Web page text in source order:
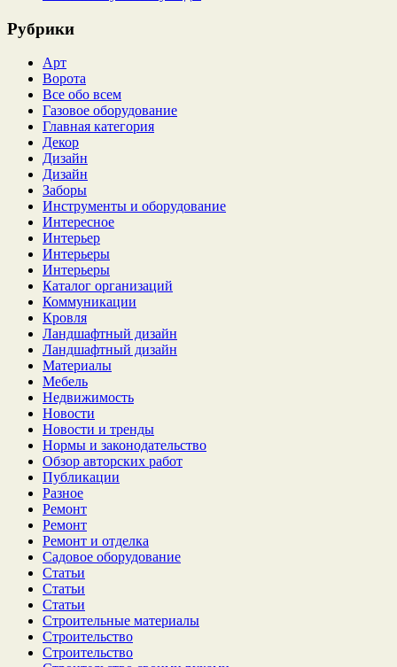
Рубрики
Арт
Ворота
Все обо всем
Газовое оборудование
Главная категория
Декор
Дизайн
Дизайн
Заборы
Инструменты и оборудование
Интересное
Интерьер
Интерьеры
Интерьеры
Каталог организаций
Коммуникации
Кровля
Ландшафтный дизайн
Ландшафтный дизайн
Материалы
Мебель
Недвижимость
Новости
Новости и тренды
Нормы и законодательство
Обзор авторских работ
Публикации
Разное
Ремонт
Ремонт
Ремонт и отделка
Садовое оборудование
Статьи
Статьи
Статьи
Строительные материалы
Строительство
Строительство